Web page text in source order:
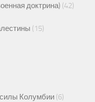
доктрина) (42)
(15)
Колумбии (6)